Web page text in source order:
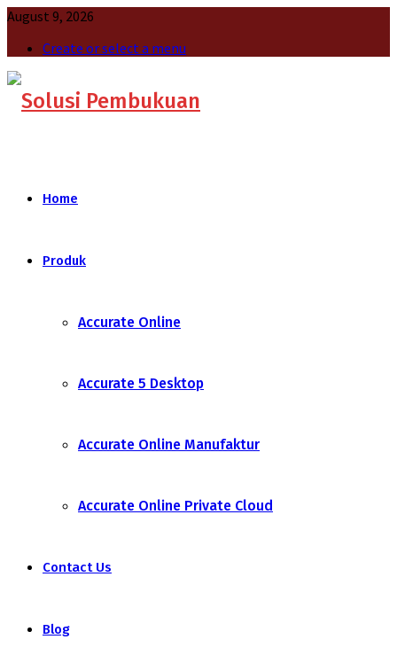
August 9, 2026
Create or select a menu
Home
Produk
Accurate Online
Accurate 5 Desktop
Accurate Online Manufaktur
Accurate Online Private Cloud
Contact Us
Blog